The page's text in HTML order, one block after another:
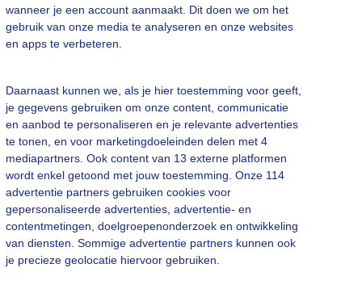
wanneer je een account aanmaakt. Dit doen we om het
gebruik van onze media te analyseren en onze websites
en apps te verbeteren.
Daarnaast kunnen we, als je hier toestemming voor geeft,
je gegevens gebruiken om onze content, communicatie
en aanbod te personaliseren en je relevante advertenties
te tonen, en voor marketingdoeleinden delen met 4
mediapartners. Ook content van 13 externe platformen
wordt enkel getoond met jouw toestemming. Onze 114
advertentie partners gebruiken cookies voor
gepersonaliseerde advertenties, advertentie- en
contentmetingen, doelgroepenonderzoek en ontwikkeling
van diensten. Sommige advertentie partners kunnen ook
je precieze geolocatie hiervoor gebruiken.